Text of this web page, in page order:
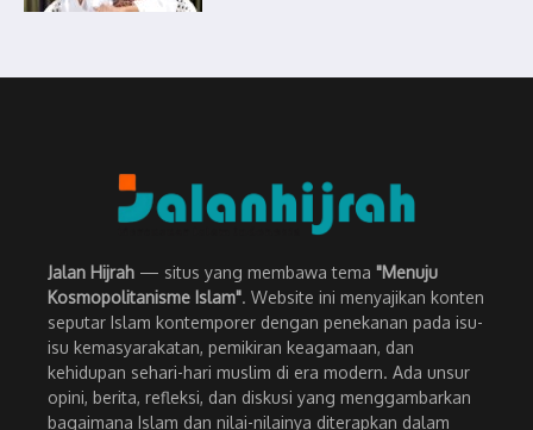
Jalan Hijrah — situs yang membawa tema "Menuju
Kosmopolitanisme Islam". Website ini menyajikan konten
seputar Islam kontemporer dengan penekanan pada isu-
isu kemasyarakatan, pemikiran keagamaan, dan
kehidupan sehari-hari muslim di era modern. Ada unsur
opini, berita, refleksi, dan diskusi yang menggambarkan
bagaimana Islam dan nilai-nilainya diterapkan dalam